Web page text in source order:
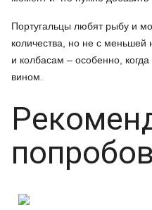
Португальцы любят рыбу и
количества, но не с меньшей
и колбасам – особенно,
вином.